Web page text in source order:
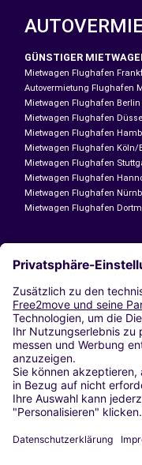
GÜNSTIGER
Mietwagen Flughafen
Autovermietung Flughafen
Mietwagen Flughafen Berlin
Mietwagen Flughafen
Mietwagen Flughafen
Mietwagen Flughafen Köln/
Mietwagen Flughafen
Mietwagen Flughafen
Mietwagen Flughafen
Mietwagen Flughafen
CARSHARING
UNSERE STÄDTE
Paris
Madrid
Washington DC
Mailand
Rom
Turin
Wien
Berlin
Düsseldorf